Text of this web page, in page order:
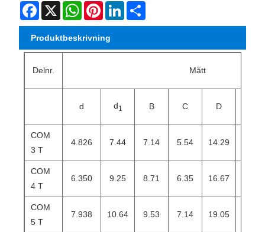
Facebook
X WhatsAppPinterestLinkedIn
Produktbeskrivning
Delnr. Mått
d d1 B C D
COM
3 T
4.826 7.44 7.14 5.54 14.29
COM
4 T
6.350 9.25 8.71 6.35 16.67
COM
5 T
7.938 10.64 9.53 7.14 19.05